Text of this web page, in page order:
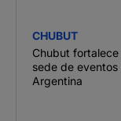
CHUBUT
Chubut
sede de
Argentina